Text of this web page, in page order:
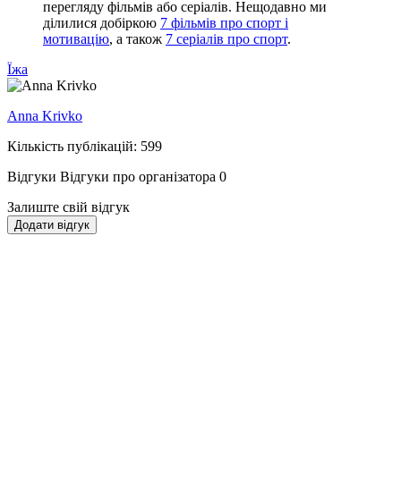
перегляду фільмів або серіалів. Нещодавно ми
ділилися добіркою 7 фільмів про спорт і
мотивацію, а також 7 серіалів про спорт.
Їжа
Anna Krivko
Кількість публікацій: 599
Відгуки Відгуки про організатора 0
Залиште свій відгук
Додати відгук